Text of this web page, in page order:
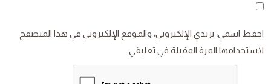
احفظ اسمي، بريدي الإلكتروني، والموقع الإلكتروني في هذا المتصفح
لاستخدامها المرة المقبلة في تعليقي.